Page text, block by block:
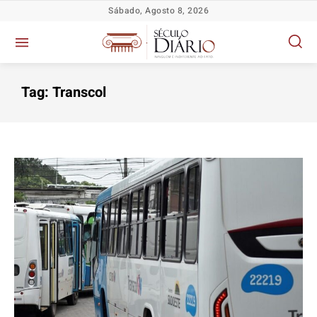
Política
Política
Política
Política
Sábado, Agosto 8, 2026
Tag: Transcol